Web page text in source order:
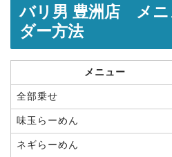
バリ男 豊洲店 メニ
ダー方法
メニュー
全部乗せ
味玉らーめん
ネギらーめん